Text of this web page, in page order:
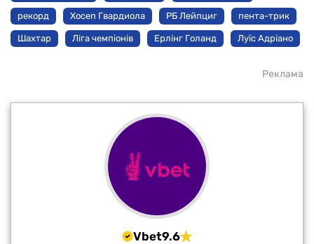
рекорд Хосеп Гвардиола РБ Лейпциг пента-трик
Шахтар Ліга чемпіонів Ерлінг Голанд Луїс Адріано
Реклама
Vbet9.6